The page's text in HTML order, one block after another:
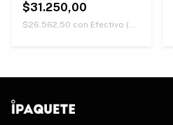
Silencioso, Bluetooth
$31.250,00
$26.562,50 con Efectivo (Únicamente retirando en nuestras sucursales)